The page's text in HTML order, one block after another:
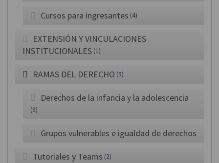
Cursos para ingresantes (4)
EXTENSIÓN Y VINCULACIONES
INSTITUCIONALES (1)
RAMAS DEL DERECHO (9)
Derechos de la infancia y la adolescencia
(9)
Grupos vulnerables e igualdad de derechos
Tutoriales y Teams (2)